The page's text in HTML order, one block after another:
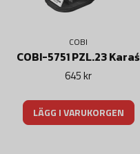
COBI
COBI-5751 PZL.23 Karaś
645 kr
LÄGG I VARUKORGEN